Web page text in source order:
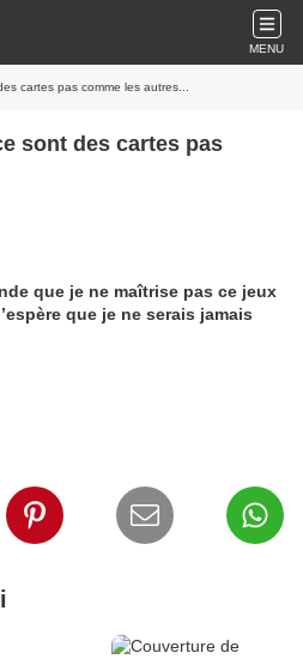
MENU
cartes pas comme les autres...
sont des cartes pas
que je ne maîtrise pas ce jeux
que je ne serais jamais